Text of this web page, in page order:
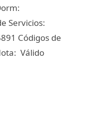
Servicios:
Códigos de
Válido